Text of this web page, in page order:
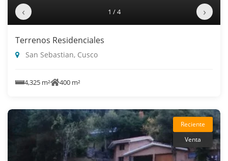
‹ 1 / 4 ›
Terrenos Residenciales
San Sebastian, Cusco
4,325 m² 400 m²
Reciente
Venta